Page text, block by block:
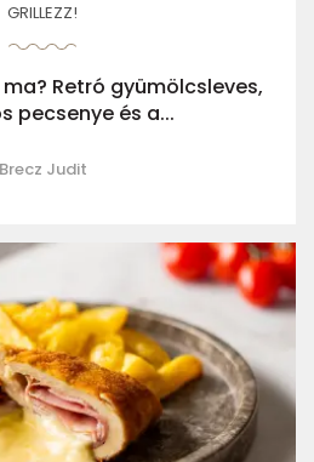
GRILLEZZ!
Retró gyümölcsleves,
pecsenye és a...
Brecz Judit